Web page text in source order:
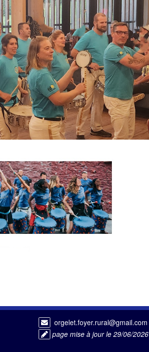
orgelet.foyer.rural@gmail.com
page mise à jour le 29/06/2026